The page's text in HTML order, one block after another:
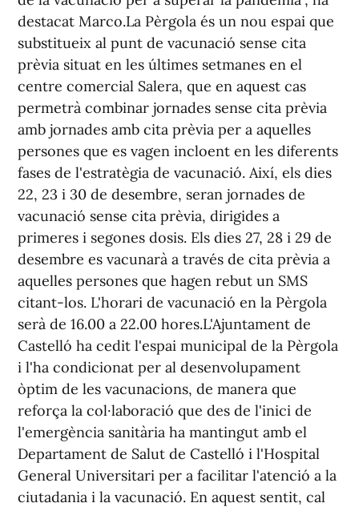
destacat Marco.La Pèrgola és un nou espai que
substitueix al punt de vacunació sense cita
prèvia situat en les últimes setmanes en el
centre comercial Salera, que en aquest cas
permetrà combinar jornades sense cita prèvia
amb jornades amb cita prèvia per a aquelles
persones que es vagen incloent en les diferents
fases de l'estratègia de vacunació. Així, els dies
22, 23 i 30 de desembre, seran jornades de
vacunació sense cita prèvia, dirigides a
primeres i segones dosis. Els dies 27, 28 i 29 de
desembre es vacunarà a través de cita prèvia a
aquelles persones que hagen rebut un SMS
citant-los. L'horari de vacunació en la Pèrgola
serà de 16.00 a 22.00 hores.L'Ajuntament de
Castelló ha cedit l'espai municipal de la Pèrgola
i l'ha condicionat per al desenvolupament
òptim de les vacunacions, de manera que
reforça la col·laboració que des de l'inici de
l'emergència sanitària ha mantingut amb el
Departament de Salut de Castelló i l'Hospital
General Universitari per a facilitar l'atenció a la
ciutadania i la vacunació. En aquest sentit, cal